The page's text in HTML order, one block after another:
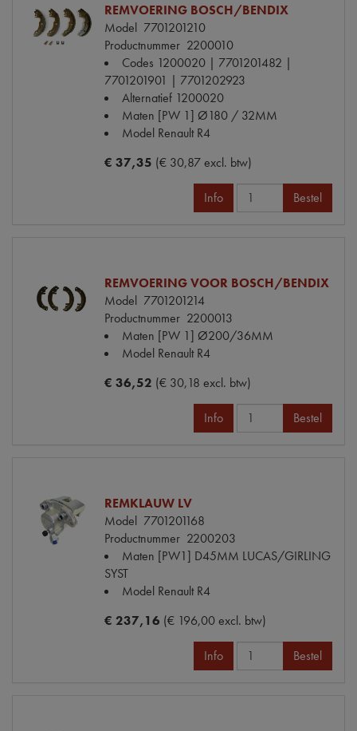
REMVOERING BOSCH/BENDIX
Model 7701201210
Productnummer 2200010
Codes 1200020 | 7701201482 |
7701201901 | 7701202923
Alternatief 1200020
Maten [PW 1] Ø180 / 32MM
Model Renault R4
€ 37,35 (€ 30,87 excl. btw)
Info Bestel
REMVOERING VOOR BOSCH/BENDIX
Model 7701201214
Productnummer 2200013
Maten [PW 1] Ø200/36MM
Model Renault R4
€ 36,52 (€ 30,18 excl. btw)
Info Bestel
REMKLAUW LV
Model 7701201168
Productnummer 2200203
Maten [PW1] D45MM LUCAS/GIRLING
SYST
Model Renault R4
€ 237,16 (€ 196,00 excl. btw)
Info Bestel